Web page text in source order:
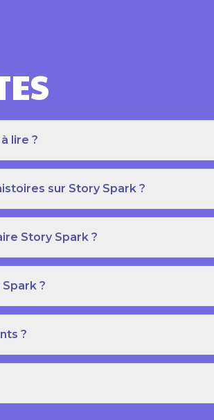
lire ?
sur Story Spark ?
Story Spark ?
?
?